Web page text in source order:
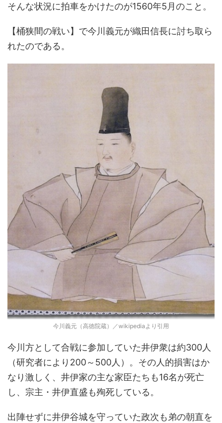
そんな状況に拍車をかけたのが1560年5月のこと。
【桶狭間の戦い】で今川義元が織田信長に討ち取ら
れたのである。
今川義元（高徳院蔵）／wikipediaより引用
今川方として合戦に参加していた井伊衆は約300人
（研究者により200～500人）。その人的損害はか
なり激しく、井伊家の主な家臣たちも16名が死亡
し、宗主・井伊直盛も殉死している。
出陣せずに井伊谷城を守っていた政次も弟の朝直を